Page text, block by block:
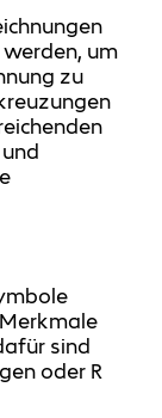
um
zu
sind
oder R